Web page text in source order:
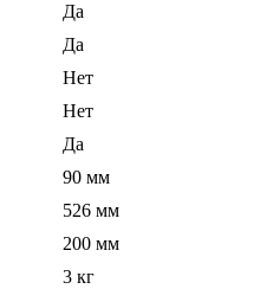
Да
Да
Нет
Нет
Да
90 мм
526 мм
200 мм
3 кг